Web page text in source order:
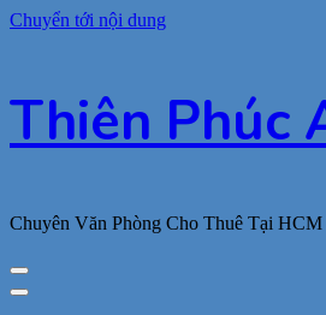
Chuyển tới nội dung
Thiên Phúc
Chuyên Văn Phòng Cho Thuê Tại HCM